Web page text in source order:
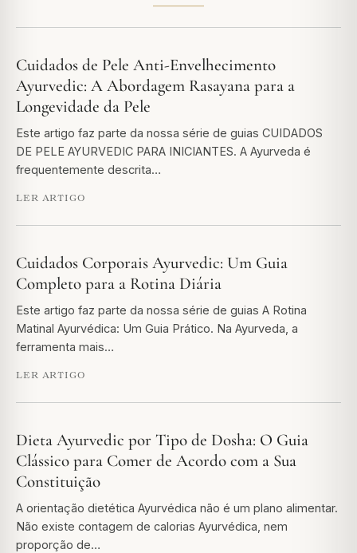
Cuidados de Pele Anti-Envelhecimento
Ayurvedic: A Abordagem Rasayana para a
Longevidade da Pele
Este artigo faz parte da nossa série de guias CUIDADOS
DE PELE AYURVEDIC PARA INICIANTES. A Ayurveda é
frequentemente descrita…
LER ARTIGO
Cuidados Corporais Ayurvedic: Um Guia
Completo para a Rotina Diária
Este artigo faz parte da nossa série de guias A Rotina
Matinal Ayurvédica: Um Guia Prático. Na Ayurveda, a
ferramenta mais…
LER ARTIGO
Dieta Ayurvedic por Tipo de Dosha: O Guia
Clássico para Comer de Acordo com a Sua
Constituição
A orientação dietética Ayurvédica não é um plano alimentar.
Não existe contagem de calorias Ayurvédica, nem
proporção de…